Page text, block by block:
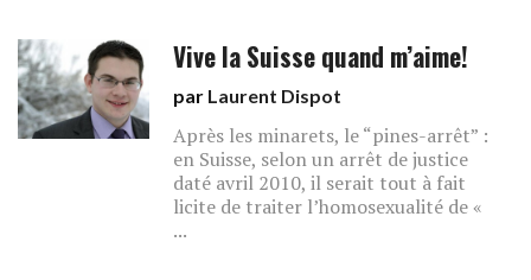
Vive la Suisse quand m’aime!
par Laurent Dispot
Après les minarets, le “pines-arrêt” :
en Suisse, selon un arrêt de justice
daté avril 2010, il serait tout à fait
licite de traiter l’homosexualité de «
...